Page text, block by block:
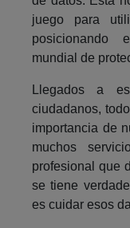
juego para
posicionando
mundial de
Llegados a
ciudadanos,
importancia de
muchos
profesional que
se tiene
es cuidar esos